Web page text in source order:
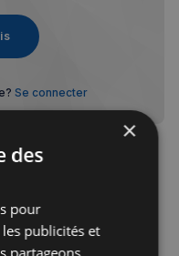
Se connecter
×
des
pour
publicités et
partageons